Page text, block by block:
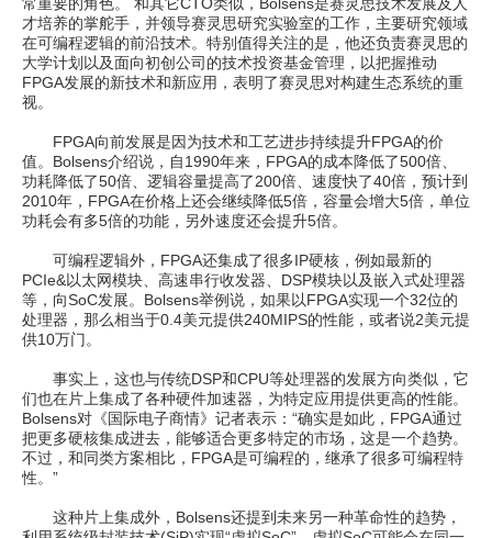
才培养的掌舵手，并领导赛灵思研究实验室的工作，主要研究领域
在可编程逻辑的前沿技术。特别值得关注的是，他还负责赛灵思的
大学计划以及面向初创公司的技术投资基金管理，以把握推动
FPGA发展的新技术和新应用，表明了赛灵思对构建生态系统的重
视。
FPGA向前发展是因为技术和工艺进步持续提升FPGA的价
值。Bolsens介绍说，自1990年来，FPGA的成本降低了500倍、
功耗降低了50倍、逻辑容量提高了200倍、速度快了40倍，预计到
2010年，FPGA在价格上还会继续降低5倍，容量会增大5倍，单位
功耗会有多5倍的功能，另外速度还会提升5倍。
可编程逻辑外，FPGA还集成了很多IP硬核，例如最新的
PCIe&以太网模块、高速串行收发器、DSP模块以及嵌入式处理器
等，向SoC发展。Bolsens举例说，如果以FPGA实现一个32位的
处理器，那么相当于0.4美元提供240MIPS的性能，或者说2美元提
供10万门。
事实上，这也与传统DSP和CPU等处理器的发展方向类似，它
们也在片上集成了各种硬件加速器，为特定应用提供更高的性能。
Bolsens对《国际电子商情》记者表示：“确实是如此，FPGA通过
把更多硬核集成进去，能够适合更多特定的市场，这是一个趋势。
不过，和同类方案相比，FPGA是可编程的，继承了很多可编程特
性。”
这种片上集成外，Bolsens还提到未来另一种革命性的趋势，